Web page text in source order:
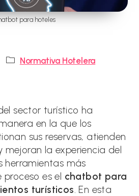
para hoteles
Categoría
Normativa Hotelera
sector turístico ha
en la que los
sus reservas, atienden
mejoran la experiencia del
herramientas más
proceso es el chatbot para
turísticos . En esta